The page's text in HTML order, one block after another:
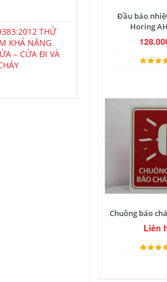
THỬ
KHẢ NĂNG
– CỬA ĐI VÀ
Đầu báo
Horing
Chuông báo
Liên